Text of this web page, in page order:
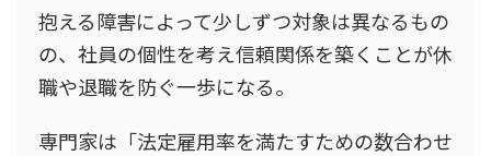
抱える障害によって少しずつ対象は異なるもの
の、社員の個性を考え信頼関係を築くことが休
職や退職を防ぐ一歩になる。
専門家は「法定雇用率を満たすための数合わせ